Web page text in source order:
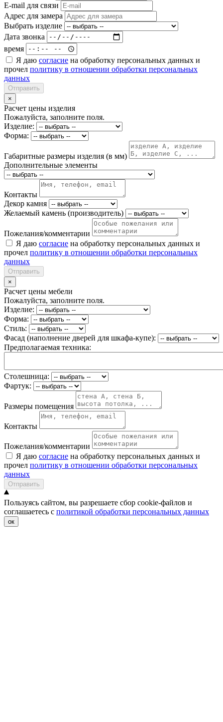
E-mail для связи
Адрес для замера
Выбрать изделие
Дата звонка
время
Я даю согласие на обработку персональных данных и
прочел политику в отношении обработки персональных
данных
Отправить
×
Расчет цены изделия
Пожалуйста, заполните поля.
Изделие:
Форма:
Габаритные размеры изделия (в мм)
Дополнительные элементы
Контакты
Декор камня
Желаемый камень (производитель)
Пожелания/комментарии
Я даю согласие на обработку персональных данных и
прочел политику в отношении обработки персональных
данных
Отправить
×
Расчет цены мебели
Пожалуйста, заполните поля.
Изделие:
Форма:
Стиль:
Фасад (наполнение дверей для шкафа-купе):
Предполагаемая техника:
Столешница:
Фартук:
Размеры помещения
Контакты
Пожелания/комментарии
Я даю согласие на обработку персональных данных и
прочел политику в отношении обработки персональных
данных
Отправить
Пользуясь сайтом, вы разрешаете сбор cookie-файлов и
соглашаетесь с политикой обработки персональных данных
ок